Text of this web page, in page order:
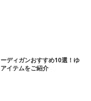
ディガンおすすめ10選！ゆ
イテムをご紹介